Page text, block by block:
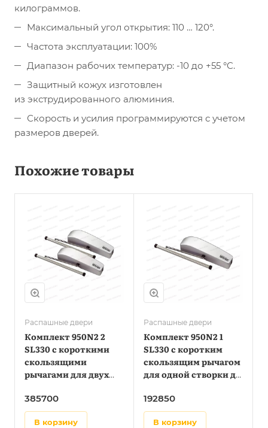
килограммов.
Максимальный угол открытия: 110 … 120°.
Частота эксплуатации: 100%
Диапазон рабочих температур: -10 до +55 °C.
Защитный кожух изготовлен
из экструдированного алюминия.
Скорость и усилия программируются с учетом
размеров дверей.
Похожие товары
Распашные двери
Комплект 950N2 2
SL330 с короткими
скользящими
рычагами для двух
385700
в корзину
Распашные двери
Комплект 950N2 1
SL330 с коротким
скользящим рычагом
для одной створки до
192850
в корзину